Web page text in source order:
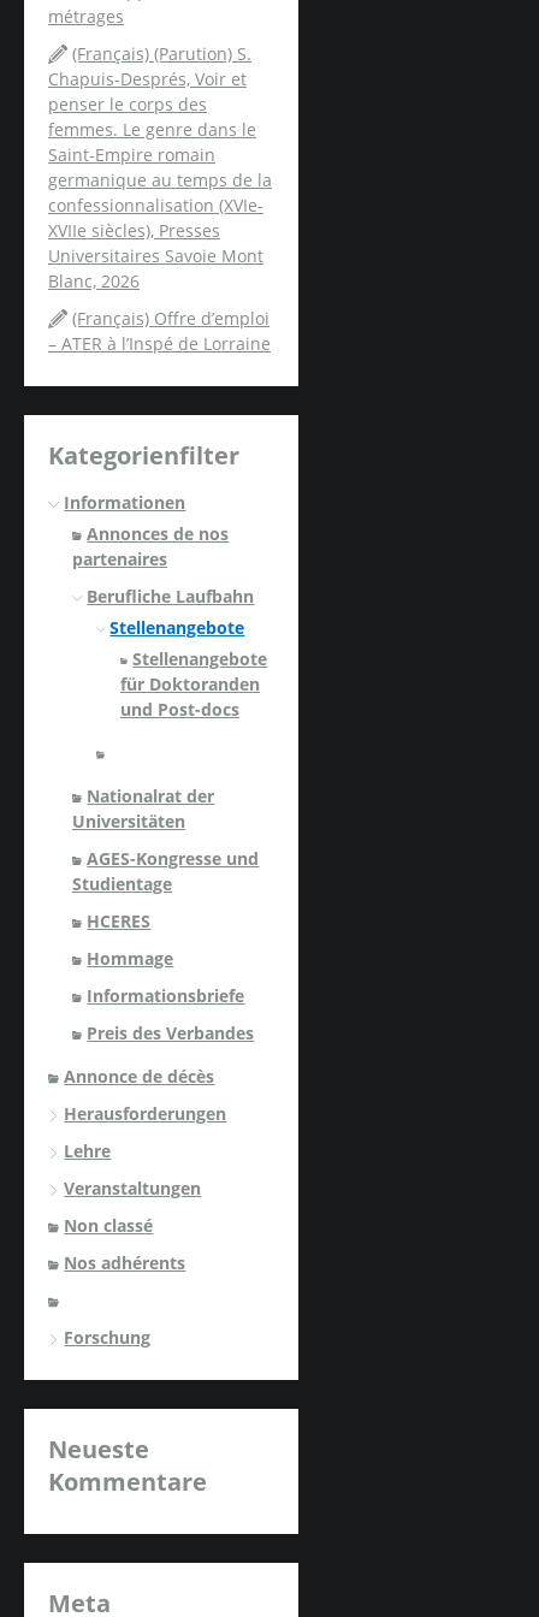
métrages
(Français) (Parution) S.
Chapuis-Després, Voir et
penser le corps des
femmes. Le genre dans le
Saint-Empire romain
germanique au temps de la
confessionnalisation (XVIe-
XVIIe siècles), Presses
Universitaires Savoie Mont
Blanc, 2026
(Français) Offre d’emploi
– ATER à l’Inspé de Lorraine
Kategorienfilter
Informationen
Annonces de nos
partenaires
Berufliche Laufbahn
Stellenangebote
Stellenangebote
für Doktoranden
und Post-docs
Nationalrat der
Universitäten
AGES-Kongresse und
Studientage
HCERES
Hommage
Informationsbriefe
Preis des Verbandes
Annonce de décès
Herausforderungen
Lehre
Veranstaltungen
Non classé
Nos adhérents
Forschung
Neueste
Kommentare
Meta